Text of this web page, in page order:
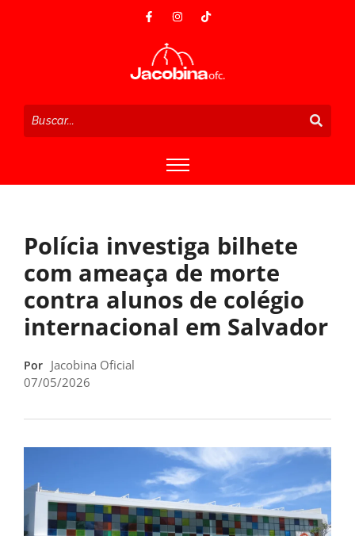
Polícia investiga bilhete
com ameaça de morte
contra alunos de colégio
internacional em Salvador
Por Jacobina Oficial
07/05/2026